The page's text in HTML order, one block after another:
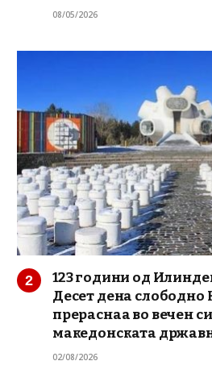
08/05/2026
123 години од
Десет дена
прераснаа во вечен
македонската
02/08/2026